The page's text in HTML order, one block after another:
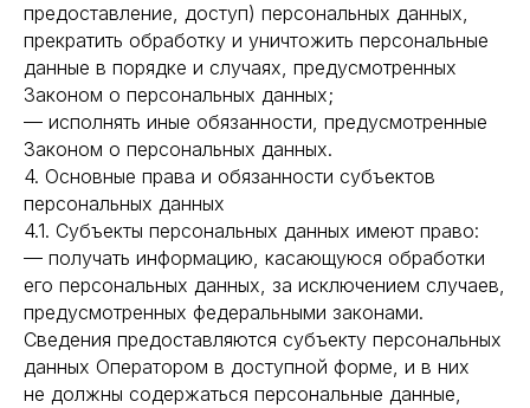
предоставление, доступ) персональных данных,
прекратить обработку и уничтожить персональные
данные в порядке и случаях, предусмотренных
Законом о персональных данных;
— исполнять иные обязанности, предусмотренные
Законом о персональных данных.
4. Основные права и обязанности субъектов
персональных данных
4.1. Субъекты персональных данных имеют право:
— получать информацию, касающуюся обработки
его персональных данных, за исключением случаев,
предусмотренных федеральными законами.
Сведения предоставляются субъекту персональных
данных Оператором в доступной форме, и в них
не должны содержаться персональные данные,